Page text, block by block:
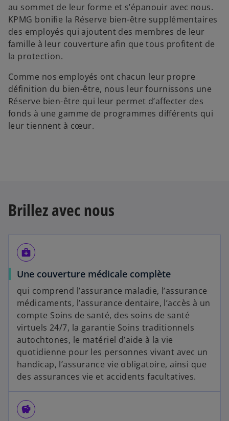
au sommet de leur forme et s’épanouir avec nous.
KPMG bonifie la Réserve bien-être supplémentaires
des employés qui ajoutent des membres de leur
famille à leur couverture afin que tous profitent de
la protection.
Comme nos employés ont chacun leur propre
définition du bien-être, nous leur fournissons une
Réserve bien-être qui leur permet d’affecter des
fonds à une gamme de programmes différents qui
leur tiennent à cœur.
Brillez avec nous
medical_services
Une couverture médicale complète
qui comprend l’assurance maladie, l’assurance
médicaments, l’assurance dentaire, l’accès à un
compte Soins de santé, des soins de santé
virtuels 24/7, la garantie Soins traditionnels
autochtones, le matériel d’aide à la vie
quotidienne pour les personnes vivant avec un
handicap, l’assurance vie obligatoire, ainsi que
des assurances vie et accidents facultatives.
savings